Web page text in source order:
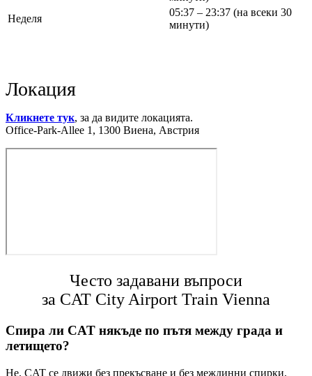
Неделя
05:37 – 23:37 (на всеки 30
минути)
Локация
Кликнете тук, за да видите локацията.
Office-Park-Allee 1, 1300 Виена, Австрия
Често задавани въпроси
за CAT City Airport Train Vienna
Спира ли CAT някъде по пътя между града и
летището?
Не. CAT се движи без прекъсване и без междинни спирки.